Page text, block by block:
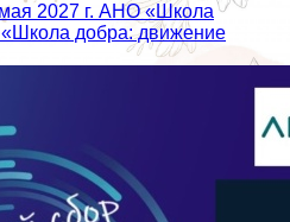
мая 2027 г. АНО «Школа
«Школа добра: движение